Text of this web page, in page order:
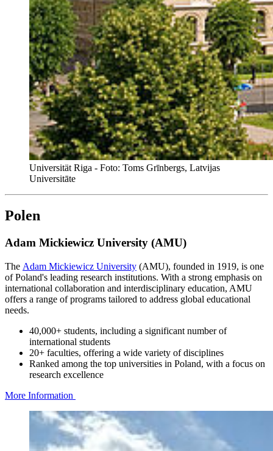
Universität Riga - Foto: Toms Grīnbergs, Latvijas
Universitāte
Polen
Adam Mickiewicz University (AMU)
The Adam Mickiewicz University (AMU), founded in 1919, is one
of Poland's leading research institutions. With a strong emphasis on
international collaboration and interdisciplinary education, AMU
offers a range of programs tailored to address global educational
needs.
40,000+ students, including a significant number of
international students
20+ faculties, offering a wide variety of disciplines
Ranked among the top universities in Poland, with a focus on
research excellence
More Information